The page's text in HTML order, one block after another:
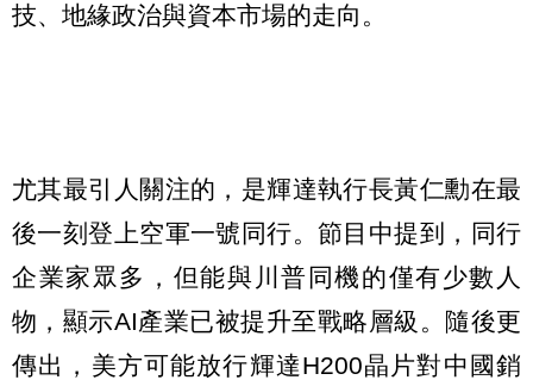
技、地緣政治與資本市場的走向。
尤其最引人關注的，是輝達執行長黃仁勳在最
後一刻登上空軍一號同行。節目中提到，同行
企業家眾多，但能與川普同機的僅有少數人
物，顯示AI產業已被提升至戰略層級。隨後更
傳出，美方可能放行輝達H200晶片對中國銷